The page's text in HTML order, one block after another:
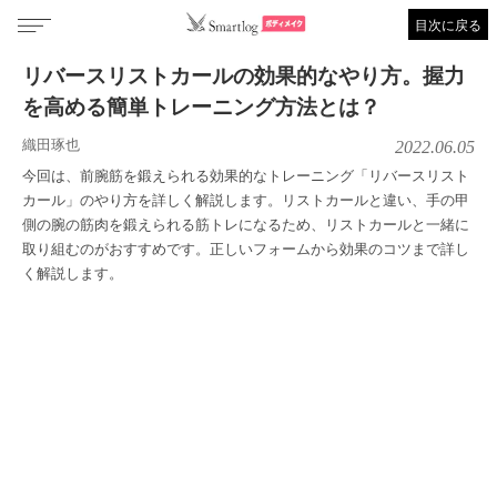
目次に戻る
リバースリストカールの効果的なやり方。握力
を高める簡単トレーニング方法とは？
織田琢也 2022.06.05
今回は、前腕筋を鍛えられる効果的なトレーニング「リバースリスト
カール」のやり方を詳しく解説します。リストカールと違い、手の甲
側の腕の筋肉を鍛えられる筋トレになるため、リストカールと一緒に
取り組むのがおすすめです。正しいフォームから効果のコツまで詳し
く解説します。